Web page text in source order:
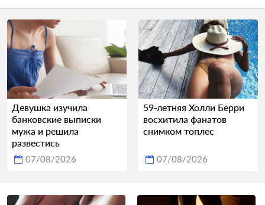
Девушка изучила
банковские выписки
мужа и решила
развестись
07/08/2026
59-летняя Холли Берри
восхитила фанатов
снимком топлес
07/08/2026